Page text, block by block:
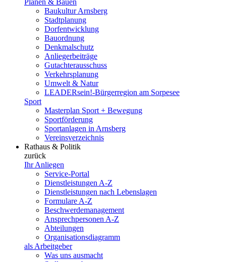
Planen & Bauen
Baukultur Arnsberg
Stadtplanung
Dorfentwicklung
Bauordnung
Denkmalschutz
Anliegerbeiträge
Gutachterausschuss
Verkehrsplanung
Umwelt & Natur
LEADERsein!-Bürgerregion am Sorpesee
Sport
Masterplan Sport + Bewegung
Sportförderung
Sportanlagen in Arnsberg
Vereinsverzeichnis
Rathaus & Politik
zurück
Ihr Anliegen
Service-Portal
Dienstleistungen A-Z
Dienstleistungen nach Lebenslagen
Formulare A-Z
Beschwerdemanagement
Ansprechpersonen A-Z
Abteilungen
Organisationsdiagramm
als Arbeitgeber
Was uns ausmacht